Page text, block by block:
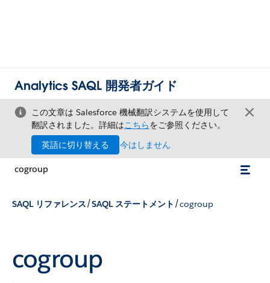
Analytics SAQL 開発者ガイド
この文章は Salesforce 機械翻訳システムを使用して
翻訳されました。詳細はこちらをご参照ください。
英語に切り替える
今はしません
cogroup
SAQL リファレンス/SAQL ステートメント /cogroup
cogroup